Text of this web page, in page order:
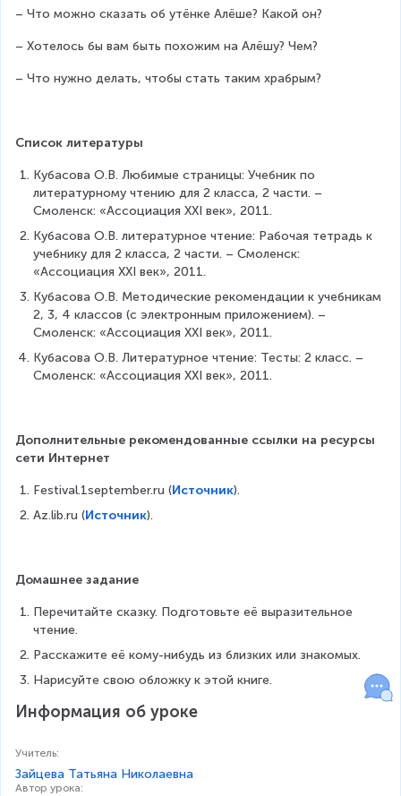
– Что можно сказать об утёнке Алёше? Какой он?
– Хотелось бы вам быть похожим на Алёшу? Чем?
– Что нужно делать, чтобы стать таким храбрым?
Список литературы
Кубасова О.В. Любимые страницы: Учебник по
литературному чтению для 2 класса, 2 части. –
Смоленск: «Ассоциация ХХI век», 2011.
Кубасова О.В. литературное чтение: Рабочая тетрадь к
учебнику для 2 класса, 2 части. – Смоленск:
«Ассоциация ХХI век», 2011.
Кубасова О.В. Методические рекомендации к учебникам
2, 3, 4 классов (с электронным приложением). –
Смоленск: «Ассоциация ХХI век», 2011.
Кубасова О.В. Литературное чтение: Тесты: 2 класс. –
Смоленск: «Ассоциация ХХI век», 2011.
Дополнительные рекомендованные ссылки на ресурсы
сети Интернет
Festival.1september.ru (Источник).
Az.lib.ru (Источник).
Домашнее задание
Перечитайте сказку. Подготовьте её выразительное
чтение.
Расскажите её кому-нибудь из близких или знакомых.
Нарисуйте свою обложку к этой книге.
Информация об уроке
Учитель:
Зайцева Татьяна Николаевна
Автор урока: